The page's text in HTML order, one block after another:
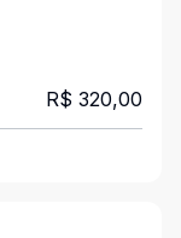
R$ 320,00